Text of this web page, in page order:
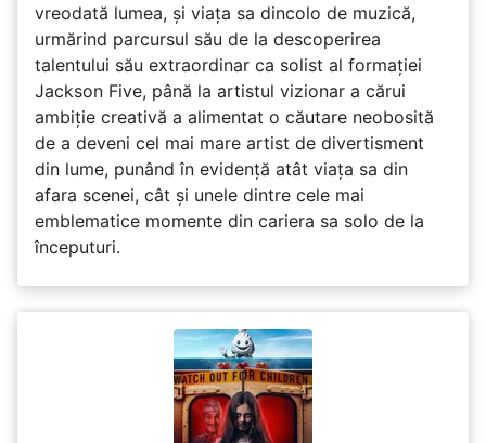
vreodată lumea, și viața sa dincolo de muzică,
urmărind parcursul său de la descoperirea
talentului său extraordinar ca solist al formației
Jackson Five, până la artistul vizionar a cărui
ambiție creativă a alimentat o căutare neobosită
de a deveni cel mai mare artist de divertisment
din lume, punând în evidență atât viața sa din
afara scenei, cât și unele dintre cele mai
emblematice momente din cariera sa solo de la
începuturi.